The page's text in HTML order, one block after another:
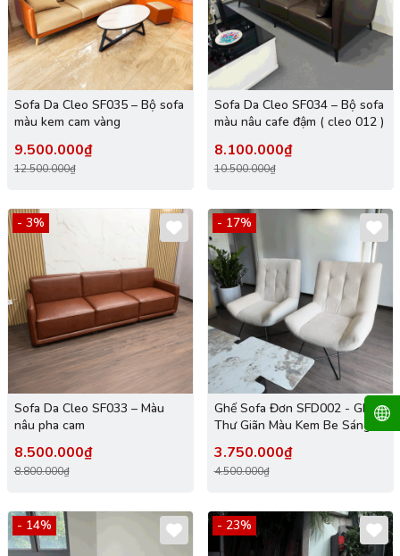
Sofa Da Cleo SF035 – Bộ sofa
màu kem cam vàng
9.500.000₫
12.500.000₫
Sofa Da Cleo SF034 – Bộ sofa
màu nâu cafe đậm ( cleo 012 )
8.100.000₫
10.500.000₫
- 3%
Sofa Da Cleo SF033 – Màu
nâu pha cam
8.500.000₫
8.800.000₫
- 17%
Ghế Sofa Đơn SFD002 - Ghế
Thư Giãn Màu Kem Be Sáng
3.750.000₫
4.500.000₫
- 14% - 23%